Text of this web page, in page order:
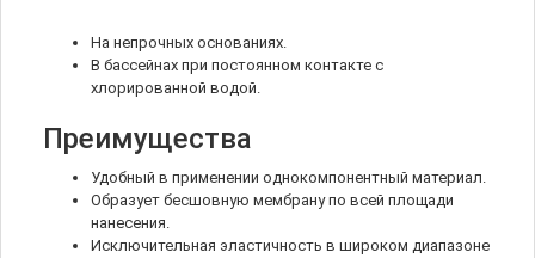
На непрочных основаниях.
В бассейнах при постоянном контакте с
хлорированной водой.
Преимущества
Удобный в применении однокомпонентный материал.
Образует бесшовную мембрану по всей площади
нанесения.
Исключительная эластичность в широком диапазоне